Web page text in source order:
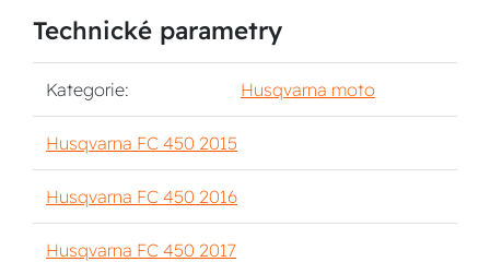
Technické parametry
Kategorie: Husqvarna moto
Husqvarna FC 450 2015
Husqvarna FC 450 2016
Husqvarna FC 450 2017